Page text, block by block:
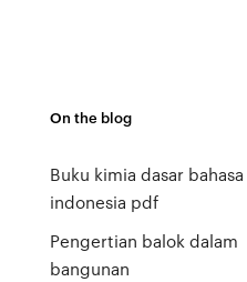
On the blog
Buku kimia dasar bahasa
indonesia pdf
Pengertian balok dalam
bangunan